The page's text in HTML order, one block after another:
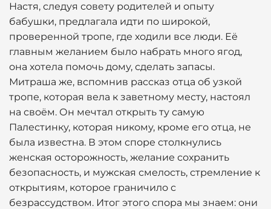
Настя, следуя совету родителей и опыту
бабушки, предлагала идти по широкой,
проверенной тропе, где ходили все люди. Её
главным желанием было набрать много ягод,
она хотела помочь дому, сделать запасы.
Митраша же, вспомнив рассказ отца об узкой
тропе, которая вела к заветному месту, настоял
на своём. Он мечтал открыть ту самую
Палестинку, которая никому, кроме его отца, не
была известна. В этом споре столкнулись
женская осторожность, желание сохранить
безопасность, и мужская смелость, стремление к
открытиям, которое граничило с
безрассудством. Итог этого спора мы знаем: они